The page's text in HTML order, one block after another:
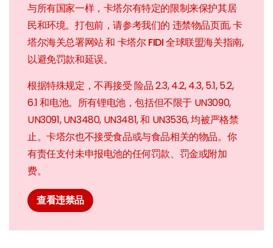
与所有国家一样，卡塔尔有特定的限制来保护其居
民和环境。打包前，请参考我们的 违禁物品页面,卡
塔尔海关总署网站和 卡塔尔 FIDI 全球联盟海关指南,
以避免罚款和延误。
根据特殊规定，不再接受 险品2.3, 4.2, 4.3, 5.1, 5.2,
6.1 和电池。所有锂电池，包括但不限于 UN3090,
UN3091, UN3480, UN3481, 和 UN3536, 均被严格禁
止。卡塔尔也不接受食品或与食品相关的物品。你
有责任支付未申报电池的任何罚款、罚金或附加
费。
查看违禁品